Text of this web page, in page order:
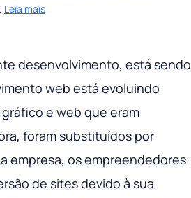
Leia mais
desenvolvimento, está sendo
web está evoluindo
e web que eram
foram substituídos por
empresa, os empreendedores
de sites devido à sua